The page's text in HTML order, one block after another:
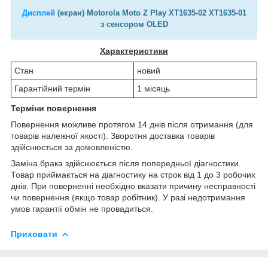
Дисплей (екран) Motorola Moto Z Play XT1635-02 XT1635-01
з сенсором OLED
Характеристики
Стан
новий
Гарантійний термін
1 місяць
Терміни повернення
Повернення можливе протягом 14 днів після отримання (для
товарів належної якості). Зворотня доставка товарів
здійснюється за домовленістю.
Заміна брака здійснюється після попередньої діагностики.
Товар приймається на діагностику на строк від 1 до 3 робочих
днів. При поверненні необхідно вказати причину несправності
чи повернення (якщо товар робітник). У разі недотримання
умов гарантії обмін не провадиться.
Приховати